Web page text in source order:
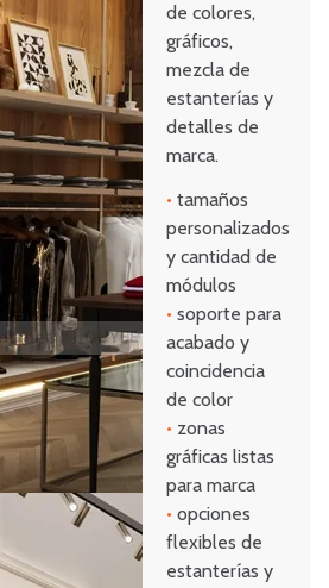
de colores,
gráficos,
mezcla de
estanterías y
detalles de
marca.
• tamaños
personalizados
y cantidad de
módulos
• soporte para
acabado y
coincidencia
de color
• zonas
gráficas listas
para marca
• opciones
flexibles de
estanterías y